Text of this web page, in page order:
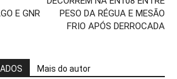
E GNR
PESO DA RÉGUA E MESÃO
FRIO APÓS DERROCADA
Mais do autor